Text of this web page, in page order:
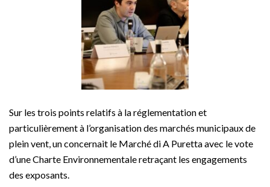
Sur les trois points relatifs à la réglementation et
particulièrement à l’organisation des marchés municipaux de
plein vent, un concernait le Marché di A Puretta avec le vote
d’une Charte Environnementale retraçant les engagements
des exposants.